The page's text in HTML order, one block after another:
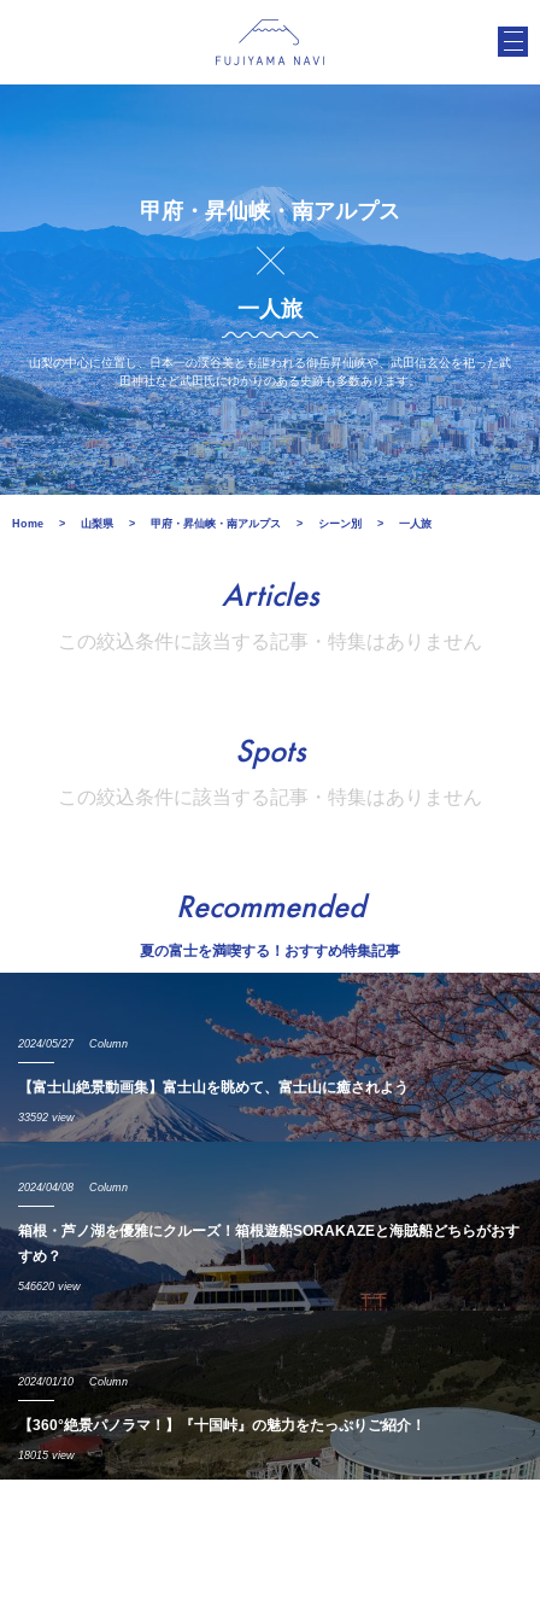
甲府・昇仙峡・南アルプス
一人旅
山梨の中心に位置し、日本一の渓谷美とも謳われる御岳昇仙峡や、武田信玄公を祀った武
田神社など武田氏にゆかりのある史跡も多数あります。
Home 山梨県 甲府・昇仙峡・南アルプス シーン別 一人旅
Articles
この絞込条件に該当する記事・特集はありません
Spots
この絞込条件に該当する記事・特集はありません
Recommended
夏の富士を満喫する！おすすめ特集記事
2024/05/27 Column
【富士山絶景動画集】富士山を眺めて、富士山に癒されよう
33592 view
2024/04/08 Column
箱根・芦ノ湖を優雅にクルーズ！箱根遊船SORAKAZEと海賊船どちらがおす
すめ？
546620 view
2024/01/10 Column
【360°絶景パノラマ！】『十国峠』の魅力をたっぷりご紹介！
18015 view